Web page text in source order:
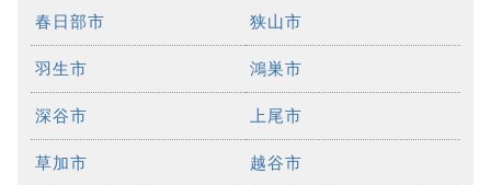
春日部市 狭山市
羽生市 鴻巣市
深谷市 上尾市
草加市 越谷市